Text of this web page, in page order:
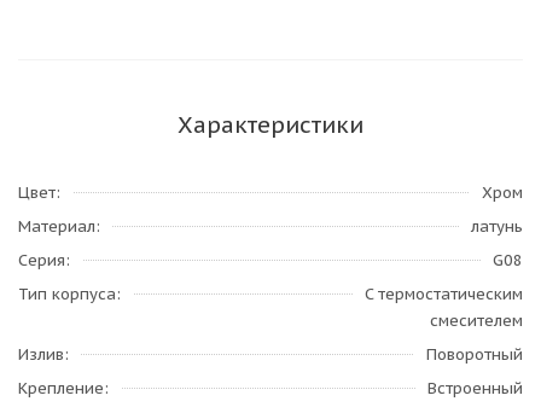
Характеристики
Цвет
Хром
Материал
латунь
Серия
G08
Тип корпуса
C термостатическим
смесителем
Излив
Поворотный
Крепление
Встроенный